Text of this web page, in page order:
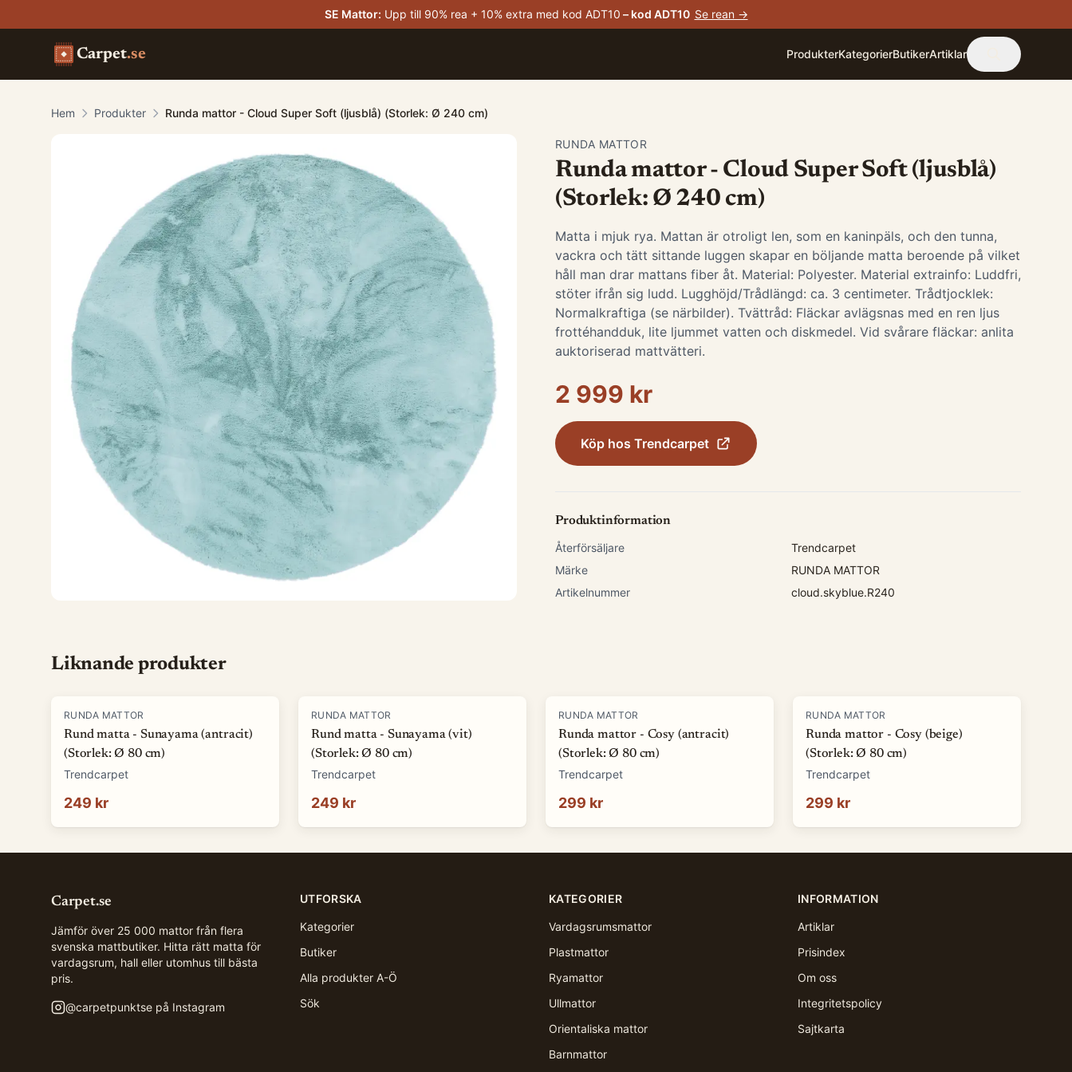
SE Mattor: Upp till 90% rea + 10% extra med kod ADT10 – kod ADT10 Se rean →
Carpet.se ProdukterKategorierButikerArtiklar
Hem Produkter Runda mattor - Cloud Super Soft (ljusblå) (Storlek: Ø 240 cm)
RUNDA MATTOR
Runda mattor - Cloud Super Soft (ljusblå)
(Storlek: Ø 240 cm)
Matta i mjuk rya. Mattan är otroligt len, som en kaninpäls, och den tunna,
vackra och tätt sittande luggen skapar en böljande matta beroende på vilket
håll man drar mattans fiber åt. Material: Polyester. Material extrainfo: Luddfri,
stöter ifrån sig ludd. Lugghöjd/Trådlängd: ca. 3 centimeter. Trådtjocklek:
Normalkraftiga (se närbilder). Tvättråd: Fläckar avlägsnas med en ren ljus
frottéhandduk, lite ljummet vatten och diskmedel. Vid svårare fläckar: anlita
auktoriserad mattvätteri.
2 999 kr
Köp hos Trendcarpet
Produktinformation
Återförsäljare
Trendcarpet
Märke
RUNDA MATTOR
Artikelnummer
cloud.skyblue.R240
Liknande produkter
RUNDA MATTOR
Rund matta - Sunayama (antracit)
(Storlek: Ø 80 cm)
Trendcarpet
249 kr
RUNDA MATTOR
Rund matta - Sunayama (vit)
(Storlek: Ø 80 cm)
Trendcarpet
249 kr
RUNDA MATTOR
Runda mattor - Cosy (antracit)
(Storlek: Ø 80 cm)
Trendcarpet
299 kr
RUNDA MATTOR
Runda mattor - Cosy (beige)
(Storlek: Ø 80 cm)
Trendcarpet
299 kr
Carpet.se
Jämför över 25 000 mattor från flera
svenska mattbutiker. Hitta rätt matta för
vardagsrum, hall eller utomhus till bästa
pris.
@carpetpunktse på Instagram
UTFORSKA
Kategorier
Butiker
Alla produkter A-Ö
Sök
KATEGORIER
Vardagsrumsmattor
Plastmattor
Ryamattor
Ullmattor
Orientaliska mattor
Barnmattor
INFORMATION
Artiklar
Prisindex
Om oss
Integritetspolicy
Sajtkarta